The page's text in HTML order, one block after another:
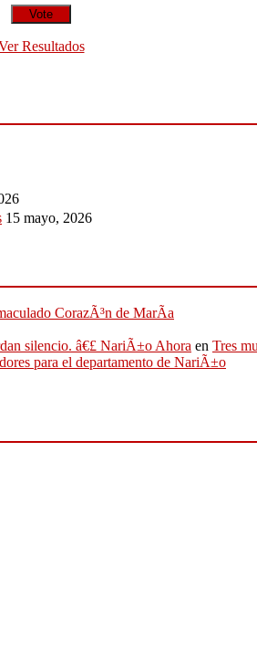
Resultados
15 mayo, 2026
CorazÃ³n de MarÃ­a
silencio. â€£ NariÃ±o Ahora en Tres
para el departamento de NariÃ±o